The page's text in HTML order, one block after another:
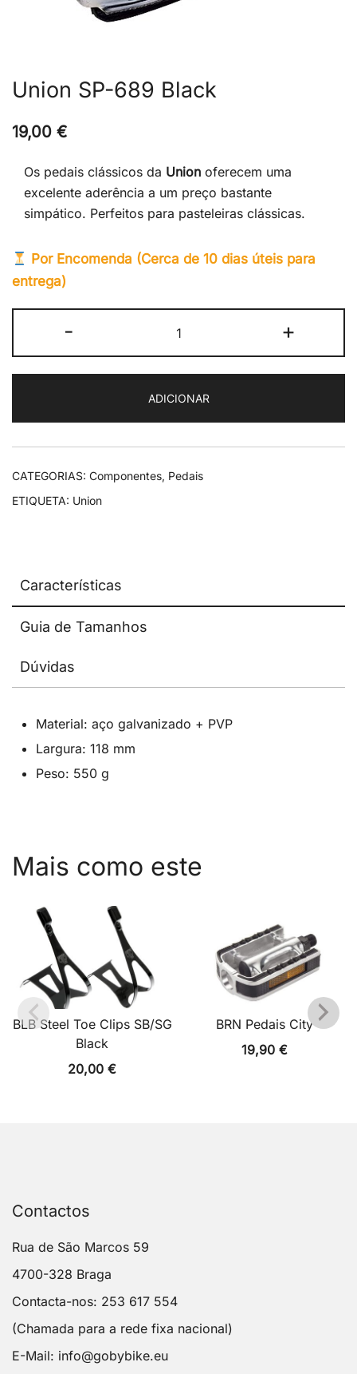
Union SP-689 Black
19,00 €
Os pedais clássicos da Union oferecem uma
excelente aderência a um preço bastante
simpático. Perfeitos para pasteleiras clássicas.
Por Encomenda (Cerca de 10 dias úteis para
entrega)
-
de
Union
689
Black
+
ADICIONAR
CATEGORIAS: Componentes, Pedais
ETIQUETA: Union
Características
Guia de Tamanhos
Dúvidas
Material: aço galvanizado + PVP
Largura: 118 mm
Peso: 550 g
Mais como este
BLB Steel Toe Clips SB/SG
Black
20,00€
BRN Pedais City
19,90€
Contactos
Rua de São Marcos 59
4700-328 Braga
Contacta-nos: 253 617 554
(Chamada para a rede fixa nacional)
E-Mail: info@gobybike.eu